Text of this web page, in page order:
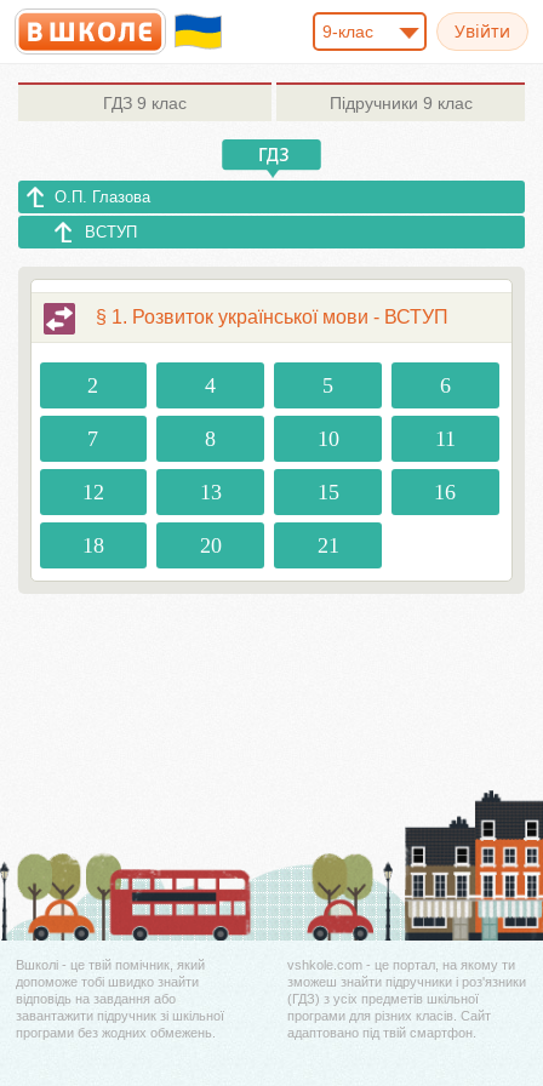
9-клас
ГДЗ 9 клас Підручники 9 клас
О.П. Глазова
ВСТУП
§ 1. Розвиток української мови - ВСТУП
2 4 5 6
7 8 10 11
12 13 15 16
18 20 21
Вшколі - це твій помічник, який
допоможе тобі швидко знайти
відповідь на завдання або
завантажити підручник зі шкільної
програми без жодних обмежень.
vshkole.com - це портал, на якому ти
зможеш знайти підручники і роз'язники
(ГДЗ) з усіх предметів шкільної
програми для різних класів. Сайт
адаптовано під твій смартфон.